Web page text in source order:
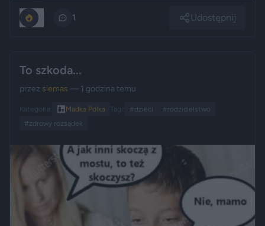
1 Udostępnij
To szkoda...
przez siemas — 1 godzina temu
Kategoria: 👩‍👧 Madka Polka Tagi: #dzieci
#rodzicielstwo
#zdrowy rozsądek